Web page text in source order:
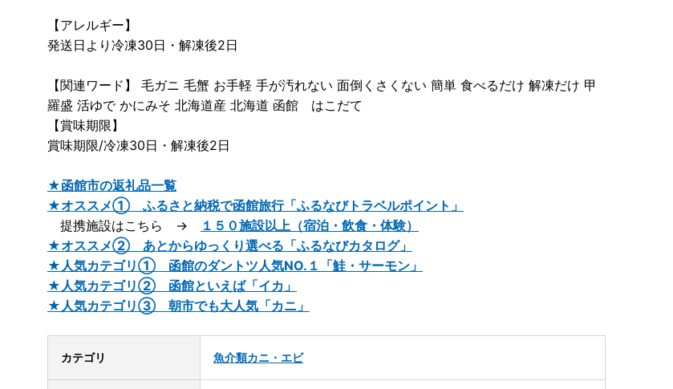
【アレルギー】
発送日より冷凍30日・解凍後2日
【関連ワード】 毛ガニ 毛蟹 お手軽 手が汚れない 面倒くさくない 簡単 食べるだけ 解凍だけ 甲
羅盛 活ゆで かにみそ 北海道産 北海道 函館 はこだて
【賞味期限】
賞味期限/冷凍30日・解凍後2日
★函館市の返礼品一覧
★オススメ① ふるさと納税で函館旅行「ふるなびトラベルポイント」
提携施設はこちら →
１５０施設以上（宿泊・飲食・体験）
★オススメ② あとからゆっくり選べる「ふるなびカタログ」
★人気カテゴリ① 函館のダントツ人気NO.１「鮭・サーモン」
★人気カテゴリ② 函館といえば「イカ」
★人気カテゴリ③ 朝市でも大人気「カニ」
カテゴリ 魚介類カニ・エビ